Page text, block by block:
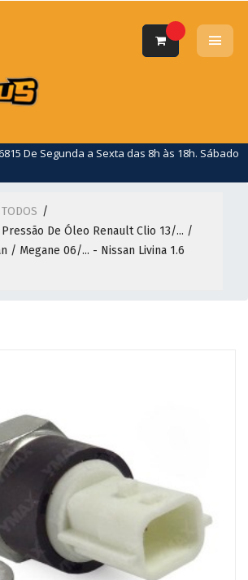
De Segunda a Sexta das 8h às 18h. Sábado
TODOS
De Óleo Renault Clio 13/... /
/ Megane 06/... - Nissan Livina 1.6